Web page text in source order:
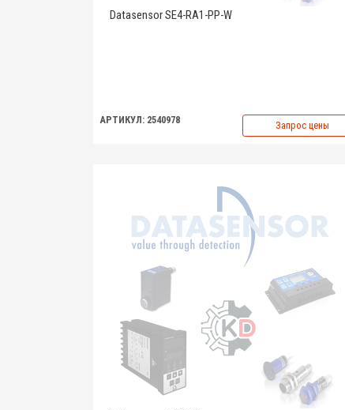
Datasensor SE4-RA1-PP-W
АРТИКУЛ: 2540978 Запрос цены